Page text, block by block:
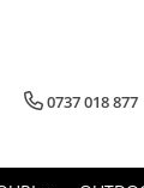
0737 018 877